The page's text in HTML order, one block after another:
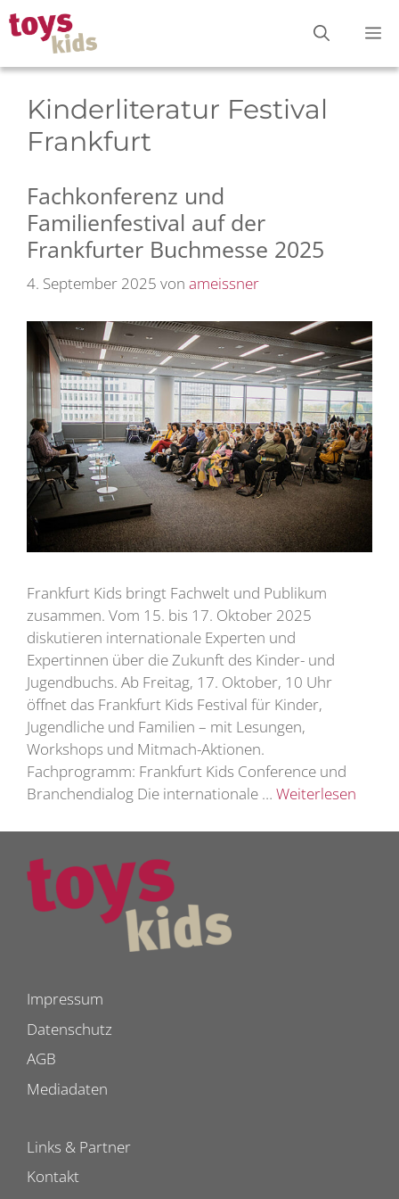
Zum
Inhalt
springen
Kinderliteratur Festival
Frankfurt
Fachkonferenz und
Familienfestival auf der
Frankfurter Buchmesse 2025
4. September 2025 von ameissner
Frankfurt Kids bringt Fachwelt und Publikum
zusammen. Vom 15. bis 17. Oktober 2025
diskutieren internationale Experten und
Expertinnen über die Zukunft des Kinder- und
Jugendbuchs. Ab Freitag, 17. Oktober, 10 Uhr
öffnet das Frankfurt Kids Festival für Kinder,
Jugendliche und Familien – mit Lesungen,
Workshops und Mitmach-Aktionen.
Fachprogramm: Frankfurt Kids Conference und
Branchendialog Die internationale … Weiterlesen
Impressum
Datenschutz
AGB
Mediadaten
Links & Partner
Kontakt